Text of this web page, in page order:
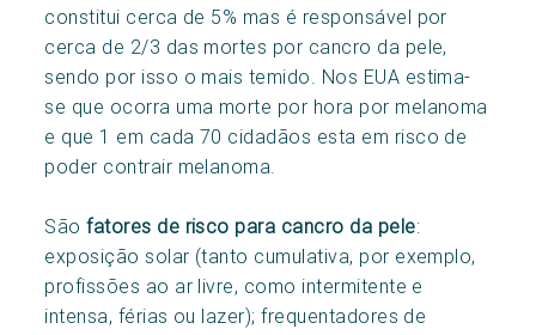
constitui cerca de 5% mas é responsável por
cerca de 2/3 das mortes por cancro da pele,
sendo por isso o mais temido. Nos EUA estima-
se que ocorra uma morte por hora por melanoma
e que 1 em cada 70 cidadãos esta em risco de
poder contrair melanoma.
Sãofatores de risco para cancro da pele:
exposição solar (tanto cumulativa, por exemplo,
profissões ao ar livre, como intermitente e
intensa, férias ou lazer); frequentadores de